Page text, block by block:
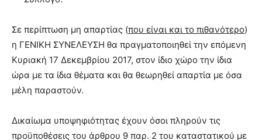
Σε περίπτωση μη απαρτίας (που είναι και το πιθανότερο)
η ΓΕΝΙΚΗ ΣΥΝΕΛΕΥΣΗ θα πραγματοποιηθεί την επόμενη
Κυριακή 17 Δεκεμβρίου 2017, στον ίδιο χώρο την ίδια
ώρα με τα ίδια θέματα και θα θεωρηθεί απαρτία με όσα
μέλη παραστούν.
Δικαίωμα υποψηφιότητας έχουν όσοι πληρούν τις
προϋποθέσεις του άρθρου 9 παρ. 2 του καταστατικού με